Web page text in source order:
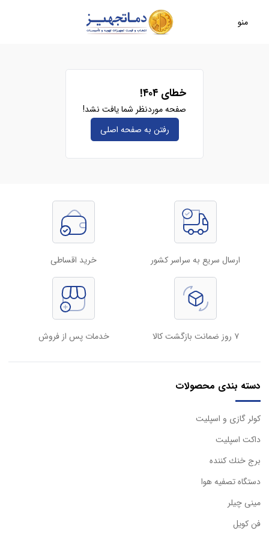
منو
خطای ۴۰۴!
صفحه موردنظر شما یافت نشد!
رفتن به صفحه‌ اصلی
ارسال سریع به سراسر کشور خرید اقساطی
۷ روز ضمانت بازگشت کالا خدمات پس از فروش
دسته بندی محصولات
كولر گازی و اسپليت
داكت اسپليت
برج خنك كننده
دستگاه تصفيه هوا
مینی چیلر
فن کویل